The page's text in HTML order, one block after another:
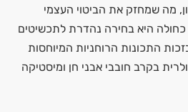
מה שמחזק את הביטוי העצמי
כחולה היא בחירה נהדרת לתכשיטים
בזכות התכונות הרוחניות המיוחסות
בקרב חובבי אבני חן ומיסטיקה